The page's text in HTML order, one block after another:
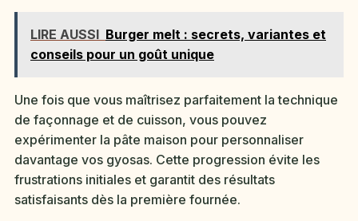
LIRE AUSSI Burger melt : secrets, variantes et
conseils pour un goût unique
Une fois que vous maîtrisez parfaitement la technique
de façonnage et de cuisson, vous pouvez
expérimenter la pâte maison pour personnaliser
davantage vos gyosas. Cette progression évite les
frustrations initiales et garantit des résultats
satisfaisants dès la première fournée.